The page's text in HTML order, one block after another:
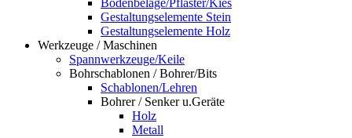
Bodenbeläge/Pflaster/Kies
Gestaltungselemente Stein
Gestaltungselemente Holz
Werkzeuge / Maschinen
Spannwerkzeuge/Keile
Bohrschablonen / Bohrer/Bits
Schablonen/Lehren
Bohrer / Senker u.Geräte
Holz
Metall